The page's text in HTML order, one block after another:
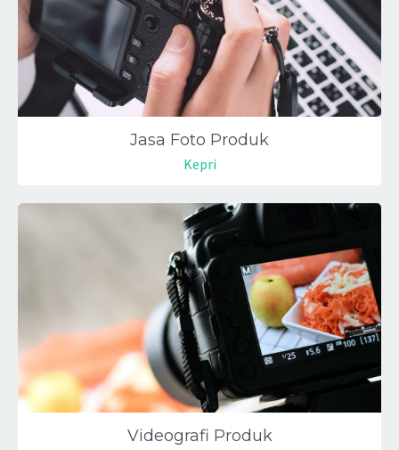
Jasa Foto Produk
Kepri
Videografi Produk